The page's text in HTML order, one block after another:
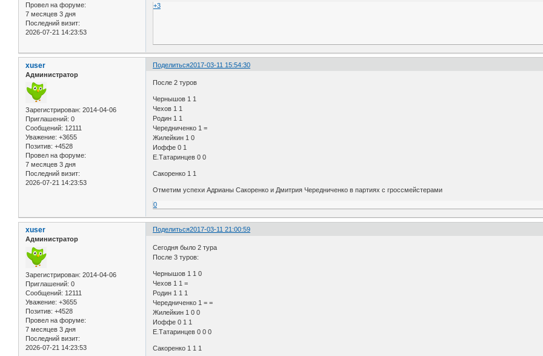
Провел на форуме:
7 месяцев 3 дня
Последний визит:
2026-07-21 14:23:53
+3
Поделиться2017-03-11 15:54:30
xuser
Администратор
Зарегистрирован: 2014-04-06
Приглашений: 0
Сообщений: 12111
Уважение: +3655
Позитив: +4528
Провел на форуме:
7 месяцев 3 дня
Последний визит:
2026-07-21 14:23:53
После 2 туров
Чернышов 1 1
Чехов 1 1
Родин 1 1
Чередниченко 1 =
Жилейкин 1 0
Иоффе 0 1
Е.Татаринцев 0 0
Сакоренко 1 1
Отметим успехи Адрианы Сакоренко и Дмитрия Чередниченко в партиях с гроссмейстерами
0
Поделиться2017-03-11 21:00:59
xuser
Администратор
Зарегистрирован: 2014-04-06
Приглашений: 0
Сообщений: 12111
Уважение: +3655
Позитив: +4528
Провел на форуме:
7 месяцев 3 дня
Последний визит:
2026-07-21 14:23:53
Сегодня было 2 тура
После 3 туров:
Чернышов 1 1 0
Чехов 1 1 =
Родин 1 1 1
Чередниченко 1 = =
Жилейкин 1 0 0
Иоффе 0 1 1
Е.Татаринцев 0 0 0
Сакоренко 1 1 1